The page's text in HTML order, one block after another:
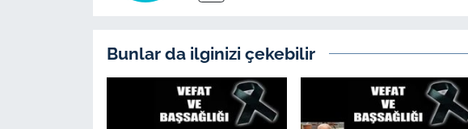
Bunlar da ilginizi çekebilir